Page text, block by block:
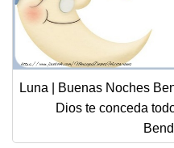
Luna | Buenas Noches
Dios te conceda